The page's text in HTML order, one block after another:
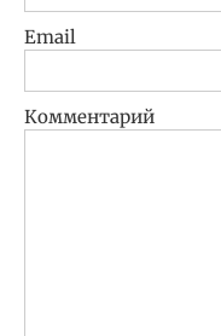
Email
Комментарий